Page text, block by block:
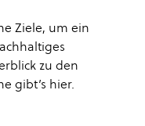
Ziele, um ein
zu den
gibt’s hier.